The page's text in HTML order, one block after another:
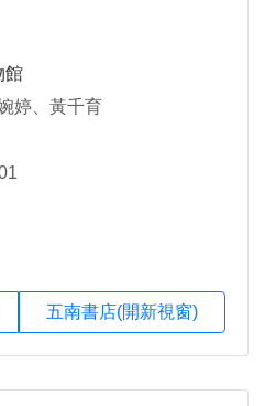
館
婷、黃千育
五南書店(開新視窗)